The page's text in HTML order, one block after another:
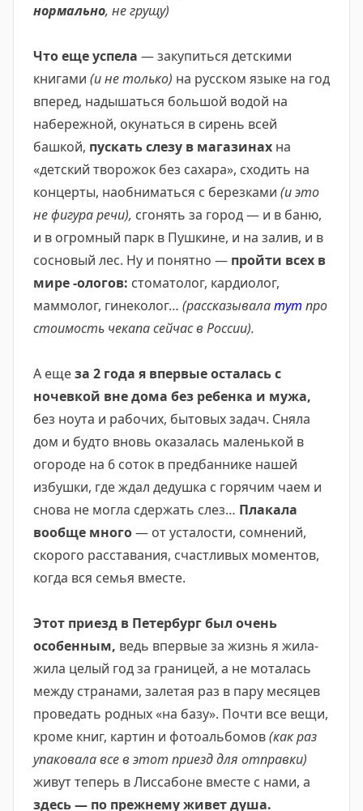
нормально, не грущу)
Что еще успела — закупиться детскими
книгами (и не только) на русском языке на год
вперед, надышаться большой водой на
набережной, окунаться в сирень всей
башкой, пускать слезу в магазинах на
«детский творожок без сахара», сходить на
концерты, наобниматься с березками (и это
не фигура речи), сгонять за город — и в баню,
и в огромный парк в Пушкине, и на залив, и в
сосновый лес. Ну и понятно — пройти всех в
мире -ологов: стоматолог, кардиолог,
маммолог, гинеколог… (рассказывалатут про
стоимость чекапа сейчас в России).
А ещеза 2 года я впервые осталась с
ночевкой вне дома без ребенка и мужа,
без ноута и рабочих, бытовых задач. Сняла
дом и будто вновь оказалась маленькой в
огороде на 6 соток в предбаннике нашей
избушки, где ждал дедушка с горячим чаем и
снова не могла сдержать слез… Плакала
вообще много— от усталости, сомнений,
скорого расставания, счастливых моментов,
когда вся семья вместе.
Этот приезд в Петербург был очень
особенным, ведь впервые за жизнь я жила-
жила целый год за границей, а не моталась
между странами, залетая раз в пару месяцев
проведать родных «на базу». Почти все вещи,
кроме книг, картин и фотоальбомов(как раз
упаковала все в этот приезд для отправки)
живут теперь в Лиссабоне вместе с нами, а
здесь — по прежнему живет душа.